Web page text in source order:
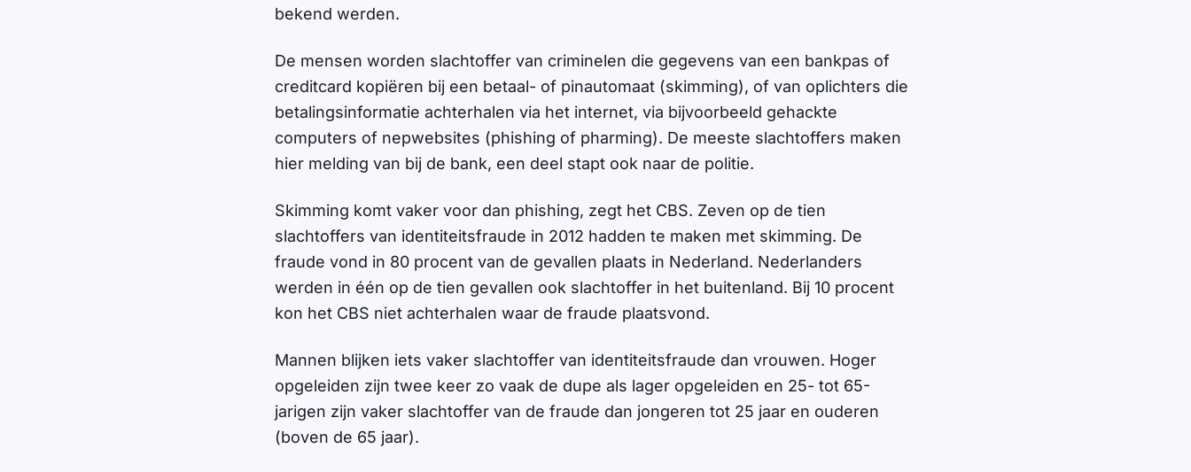
bekend werden.
De mensen worden slachtoffer van criminelen die gegevens van een bankpas of
creditcard kopiëren bij een betaal- of pinautomaat (skimming), of van oplichters die
betalingsinformatie achterhalen via het internet, via bijvoorbeeld gehackte
computers of nepwebsites (phishing of pharming). De meeste slachtoffers maken
hier melding van bij de bank, een deel stapt ook naar de politie.
Skimming komt vaker voor dan phishing, zegt het CBS. Zeven op de tien
slachtoffers van identiteitsfraude in 2012 hadden te maken met skimming. De
fraude vond in 80 procent van de gevallen plaats in Nederland. Nederlanders
werden in één op de tien gevallen ook slachtoffer in het buitenland. Bij 10 procent
kon het CBS niet achterhalen waar de fraude plaatsvond.
Mannen blijken iets vaker slachtoffer van identiteitsfraude dan vrouwen. Hoger
opgeleiden zijn twee keer zo vaak de dupe als lager opgeleiden en 25- tot 65-
jarigen zijn vaker slachtoffer van de fraude dan jongeren tot 25 jaar en ouderen
(boven de 65 jaar).